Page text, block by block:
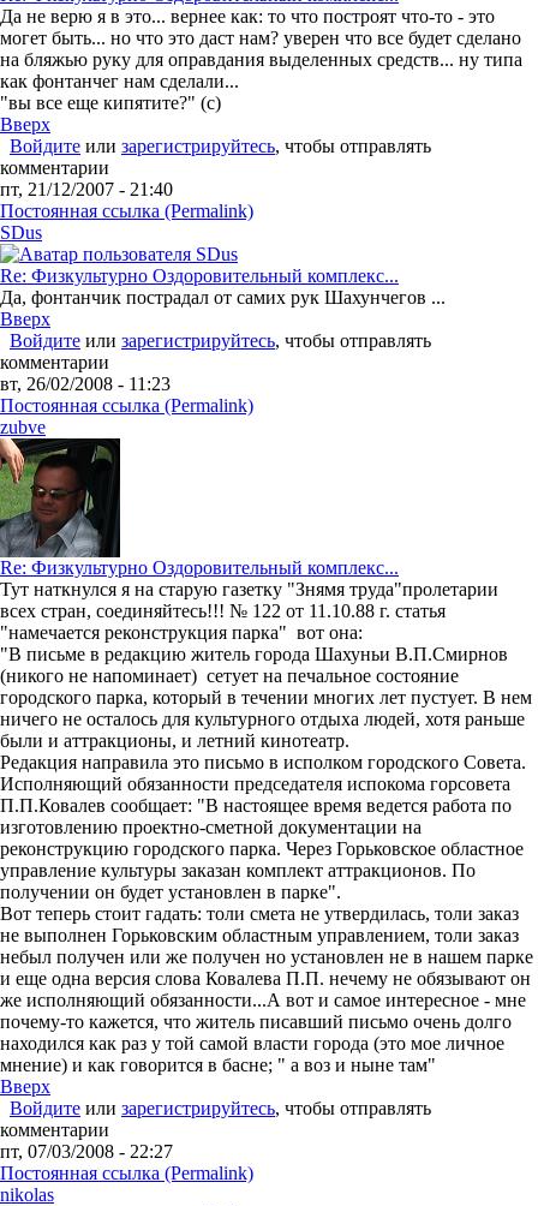
Да не верю я в это... вернее как: то что построят что-то - это
могет быть... но что это даст нам? уверен что все будет сделано
на бляжью руку для оправдания выделенных средств... ну типа
как фонтанчег нам сделали...
"вы все еще кипятите?" (c)
Вверх
Войдите или зарегистрируйтесь, чтобы отправлять
комментарии
пт, 21/12/2007 - 21:40
Постоянная ссылка (Permalink)
SDus
Re: Физкультурно Оздоровительный комплекс...
Да, фонтанчик пострадал от самих рук Шахунчегов ...
Вверх
Войдите или зарегистрируйтесь, чтобы отправлять
комментарии
вт, 26/02/2008 - 11:23
Постоянная ссылка (Permalink)
zubve
Re: Физкультурно Оздоровительный комплекс...
Тут наткнулся я на старую газетку "Знямя труда"пролетарии
всех стран, соединяйтесь!!! № 122 от 11.10.88 г. статья
"намечается реконструкция парка" вот она:
"В письме в редакцию житель города Шахуньи В.П.Смирнов
(никого не напоминает) сетует на печальное состояние
городского парка, который в течении многих лет пустует. В нем
ничего не осталось для культурного отдыха людей, хотя раньше
были и аттракционы, и летний кинотеатр.
Редакция направила это письмо в исполком городского Совета.
Исполняющий обязанности председателя испокома горсовета
П.П.Ковалев сообщает: "В настоящее время ведется работа по
изготовлению проектно-сметной документации на
реконструкцию городского парка. Через Горьковское областное
управление культуры заказан комплект аттракционов. По
получении он будет установлен в парке".
Вот теперь стоит гадать: толи смета не утвердилась, толи заказ
не выполнен Горьковским областным управлением, толи заказ
небыл получен или же получен но установлен не в нашем парке
и еще одна версия слова Ковалева П.П. нечему не обязывают он
же исполняющий обязанности...А вот и самое интересное - мне
почему-то кажется, что житель писавший письмо очень долго
находился как раз у той самой власти города (это мое личное
мнение) и как говорится в басне; " а воз и ныне там"
Вверх
Войдите или зарегистрируйтесь, чтобы отправлять
комментарии
пт, 07/03/2008 - 22:27
Постоянная ссылка (Permalink)
nikolas